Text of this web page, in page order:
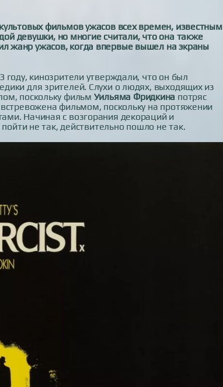
фильмов ужасов всех времен, известным
девушки, но многие считали, что она также
жанр ужасов, когда впервые вышел на экраны
кинозрители утверждали, что он был
для зрителей. Слухи о людях, выходящих из
поскольку фильм Уильяма Фридкина потряс
фильмом, поскольку на протяжении
Начиная с возгорания декораций и
не так, действительно пошло не так.